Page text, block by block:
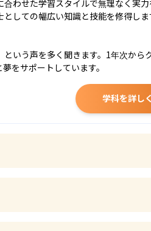
わせた学習スタイルで無理なく実
しての幅広い知識と技能を修得しま
という声を多く聞きます。1年次か
をサポートしています。
学科を詳し